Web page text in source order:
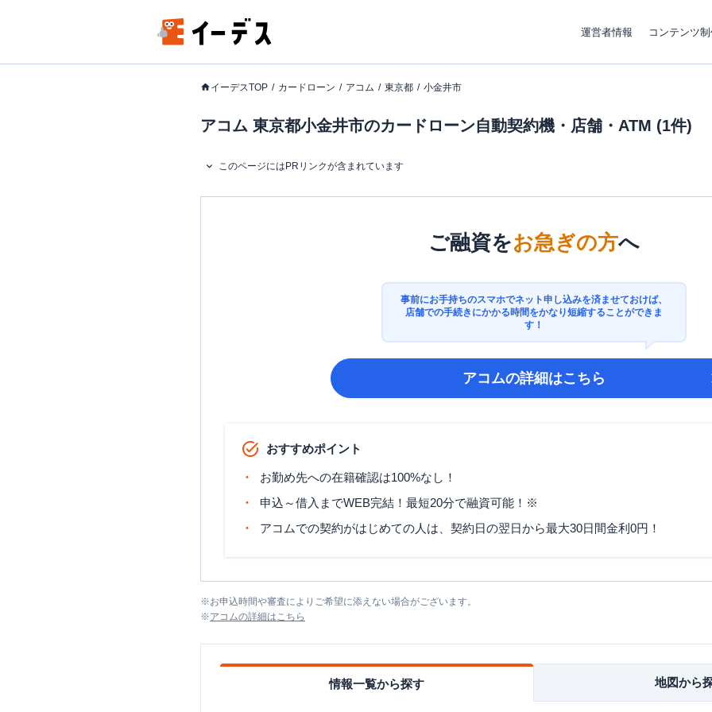
運営者情報 コンテンツ
イーデスTOP カードローン アコム 東京都 小金井市
アコム 東京都小金井市のカードローン自動契約機・店舗・ATM (1件)
このページにはPRリンクが含まれています
ご融資をお急ぎの方へ
事前にお手持ちのスマホでネット申し込みを済ませておけば、
店舗での手続きにかかる時間をかなり短縮することができま
す！
アコムの詳細はこちら
おすすめポイント
お勤め先への在籍確認は100%なし！
申込～借入までWEB完結！最短20分で融資可能！※
アコムでの契約がはじめての人は、契約日の翌日から最大30日間金利0円！
※お申込時間や審査によりご希望に添えない場合がございます。
※アコムの詳細はこちら
情報一覧から探す 地図から